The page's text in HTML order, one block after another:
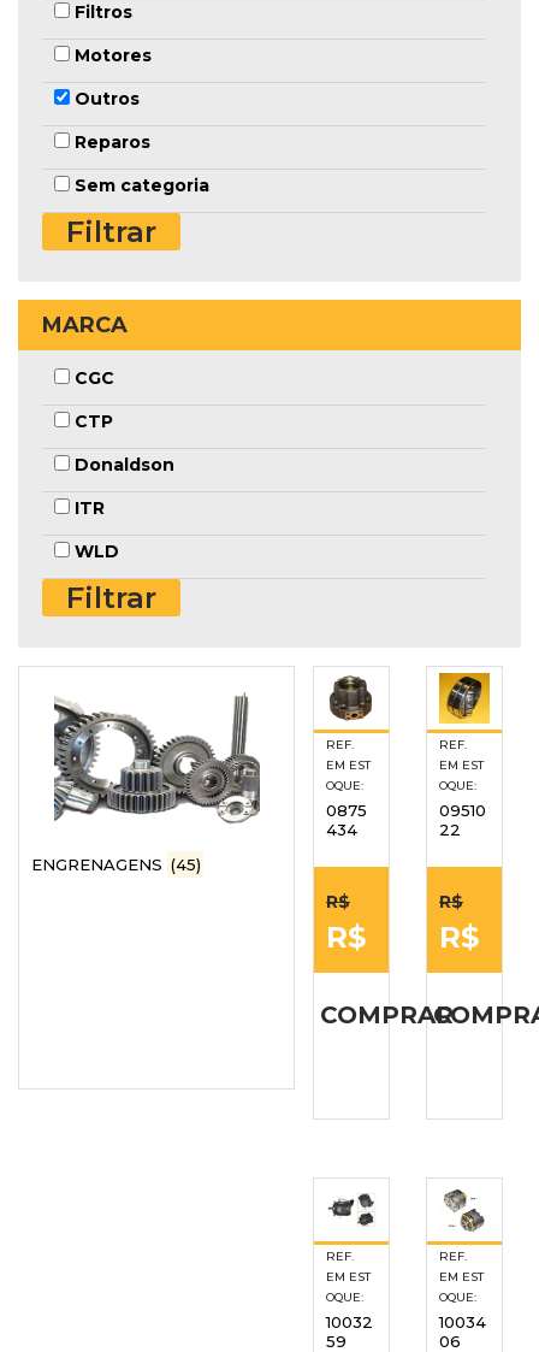
Filtros
Motores
Outros
Reparos
Sem categoria
MARCA
CGC
CTP
Donaldson
ITR
WLD
ENGRENAGENS (45)
REF.
EM EST
OQUE:
0875
434
R$
R$
COMPRAR
REF.
EM EST
OQUE:
09510
22
R$
R$
REF.
EM EST
OQUE:
10032
59
REF.
EM EST
OQUE:
10034
06